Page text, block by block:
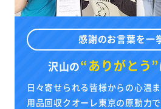
感謝のお言葉を一
沢山の“ありがとう”
日々寄せられる皆様からの心温
用品回収クオーレ東京の原動力